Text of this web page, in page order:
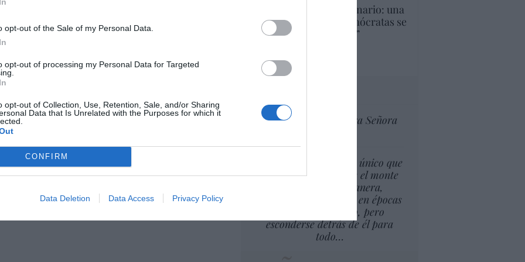
opt-out of the Sale of my Personal Data.
opt-out of processing my Personal Data for Targeted
opt-out of Collection, Use, Retention, Sale, and/or Sharing
Data that Is Unrelated with the Purposes for which it
CONFIRM
Data Deletion Data Access Privacy Policy
de una inmigrante irregular menor de
testigos”
cordura. Reino Unido obligará a que los
sean utilizados en función del
EEUU. Inquietante escenario: una
tercera parte de los demócratas se
define como “socialista”
Artículos anteriores
Ceuta celebra Nuestra Señora
El cambio climático lo único que
puede suponer es que el monte
esté, de alguna manera,
disponible para arder en épocas
más largas del año, pero
esconderse detrás de él para
todo…